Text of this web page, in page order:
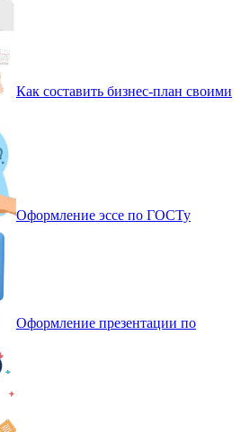
Как составить бизнес-план своими
Оформление эссе по ГОСТу
Оформление презентации по